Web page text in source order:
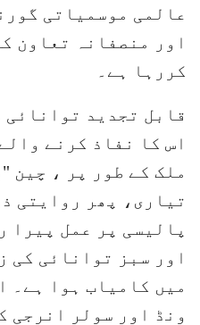
عالمی موسمیاتی
اور منصفانہ تعاون
کررہا ہے۔
قابل تجدید توانائی
اس کا نفاذ کرنے
ملک کے طور پر ، چین
تیاری، پھر روایتی
پالیسی پر عمل پیرا
اور سبز توانائی کی